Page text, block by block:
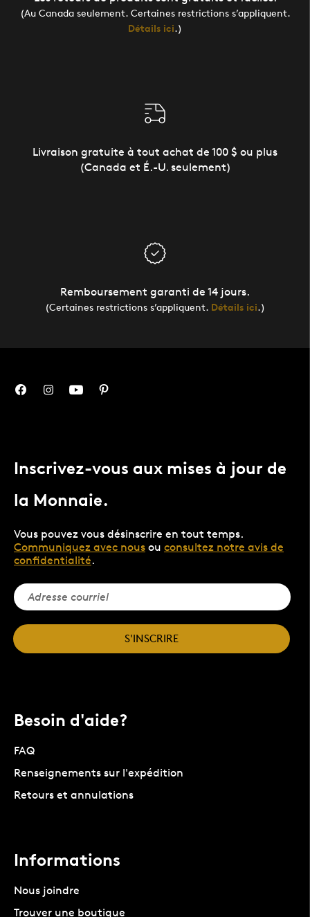
(Au Canada seulement. Certaines restrictions s’appliquent.
Détails ici.)
Livraison gratuite à tout achat de 100 $ ou plus
(Canada et É.-U. seulement)
Remboursement garanti de 14 jours.
(Certaines restrictions s’appliquent. Détails ici.)
Inscrivez-vous aux mises à jour de
la Monnaie.
Vous pouvez vous désinscrire en tout temps.
Communiquez avec nous ou consultez notre avis de
confidentialité.
S'INSCRIRE
Besoin d'aide?
FAQ
Renseignements sur l'expédition
Retours et annulations
Informations
Nous joindre
Trouver une boutique